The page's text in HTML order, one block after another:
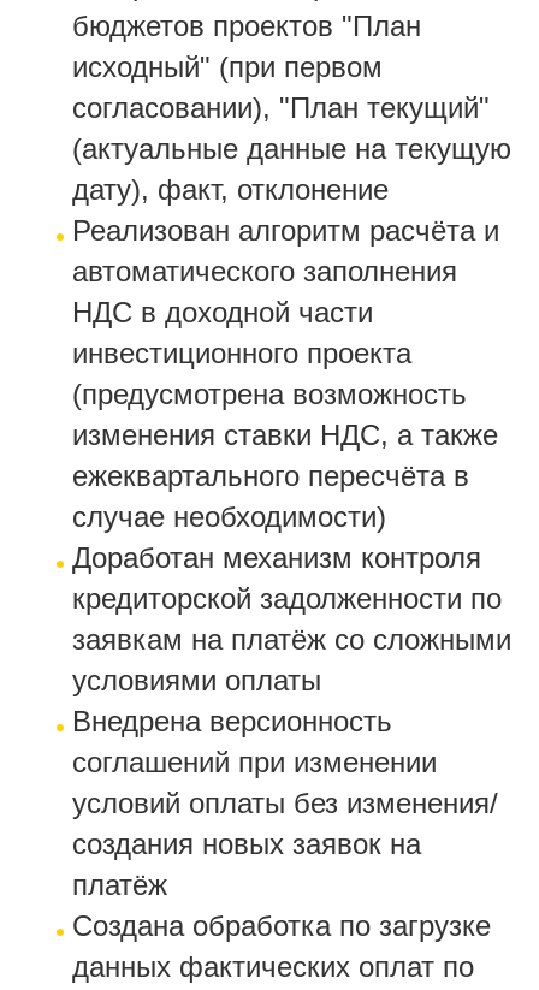
бюджетов проектов "План
исходный" (при первом
согласовании), "План текущий"
(актуальные данные на текущую
дату), факт, отклонение
Реализован алгоритм расчёта и
автоматического заполнения
НДС в доходной части
инвестиционного проекта
(предусмотрена возможность
изменения ставки НДС, а также
ежеквартального пересчёта в
случае необходимости)
Доработан механизм контроля
кредиторской задолженности по
заявкам на платёж со сложными
условиями оплаты
Внедрена версионность
соглашений при изменении
условий оплаты без изменения/
создания новых заявок на
платёж
Создана обработка по загрузке
данных фактических оплат по